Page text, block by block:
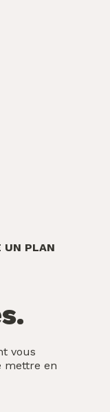
UN PLAN
vous
mettre en